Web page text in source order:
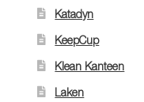
Katadyn
KeepCup
Klean Kanteen
Laken